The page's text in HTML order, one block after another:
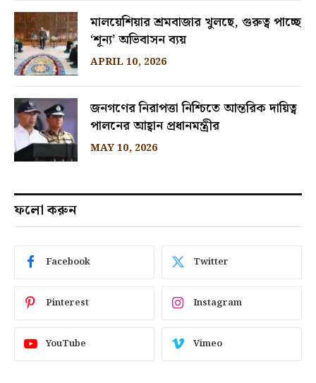
মালয়েশিয়ার শ্রমবাজার খুলছে, গুরুত্ব পাচ্ছে
‘শূন্য’ অভিবাসন ব্যয়
APRIL 10, 2026
জনগণের নিরাপত্তা নিশ্চিতে আন্তরিক দায়িত্ব
পালনের আহ্বান প্রধানমন্ত্রীর
MAY 10, 2026
ফলো করুন
Facebook Twitter
Pinterest Instagram
YouTube Vimeo